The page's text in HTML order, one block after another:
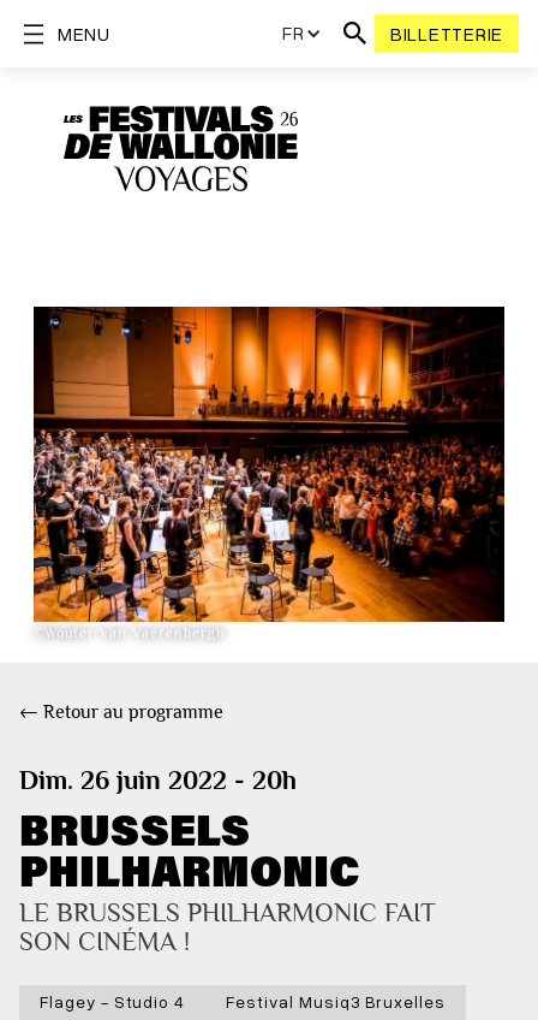
FR BILLETTERIE
MENU
©Wouter Van Vaerenbergh
← Retour au programme
Dim. 26 juin 2022 - 20h
BRUSSELS
PHILHARMONIC
LE BRUSSELS PHILHARMONIC FAIT
SON CINÉMA !
Flagey - Studio 4 Festival Musiq3 Bruxelles